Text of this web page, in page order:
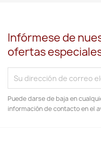
Infórmese de
ofertas
Puede darse de baja en
información de contacto en el